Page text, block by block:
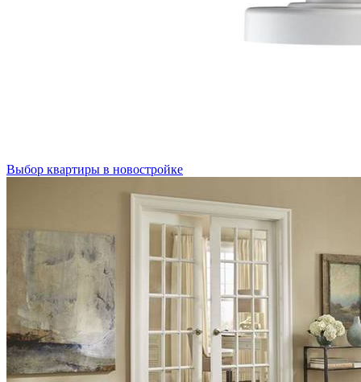
Выбор квартиры в новостройке